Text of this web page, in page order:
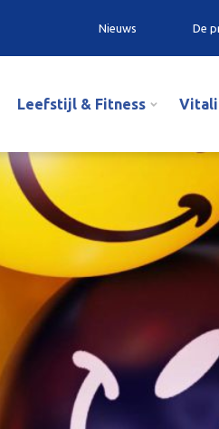
Nieuws De
Leefstijl & Fitness